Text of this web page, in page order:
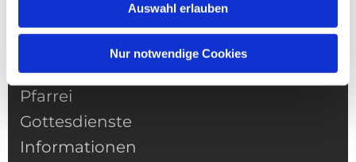
Auswahl erlauben
Nur notwendige Cookies
NAVIGATION
Pfarrei
Gottesdienste
Informationen